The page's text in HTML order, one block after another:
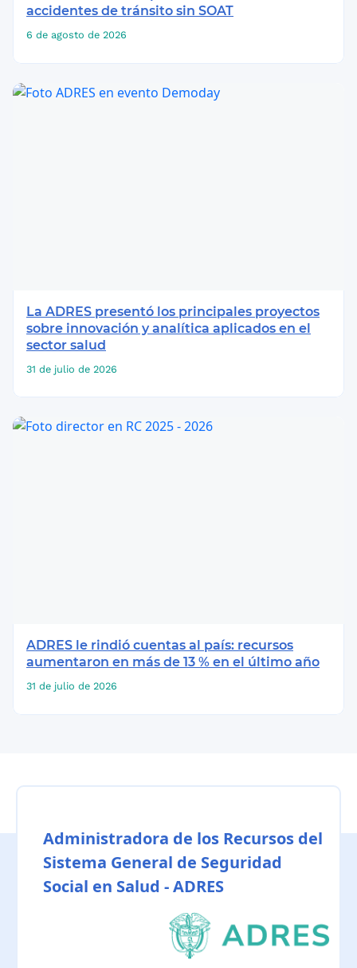
accidentes de tránsito sin SOAT
6 de agosto de 2026
La ADRES presentó los principales proyectos
sobre innovación y analítica aplicados en el
sector salud
31 de julio de 2026
ADRES le rindió cuentas al país: recursos
aumentaron en más de 13 % en el último año
31 de julio de 2026
Administradora de los Recursos del
Sistema General de Seguridad
Social en Salud - ADRES